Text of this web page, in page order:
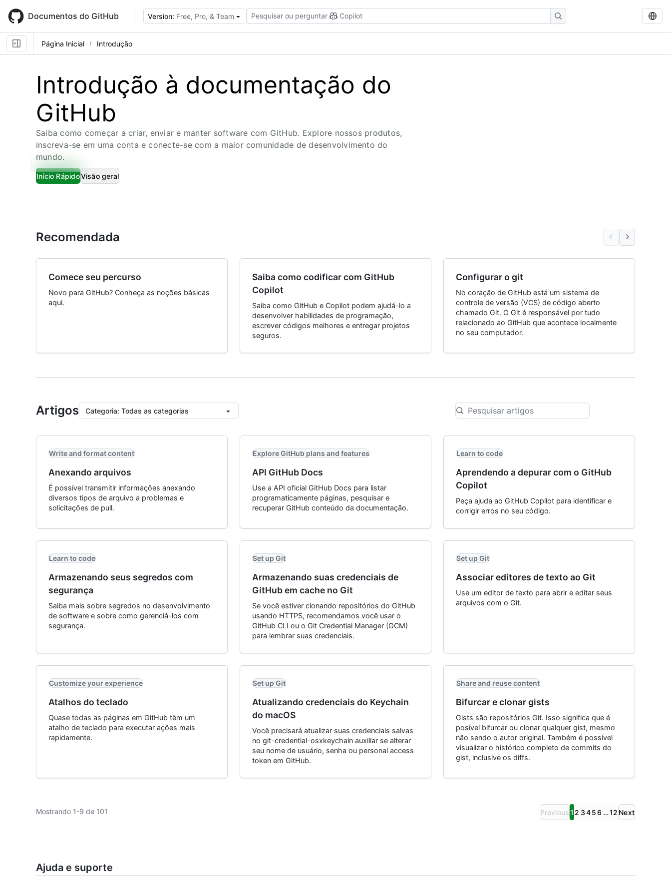
main
content
Documentos do GitHub Version: Free, Pro, & Team Pesquisar ou perguntar Copilot
Página Inicial Introdução
Introdução à documentação do
GitHub
Saiba como começar a criar, enviar e manter software com GitHub. Explore nossos produtos,
inscreva-se em uma conta e conecte-se com a maior comunidade de desenvolvimento do
mundo.
Início RápidoVisão geral
Recomendada
Comece seu percurso
Novo para GitHub? Conheça as noções básicas
aqui.
Saiba como codificar com GitHub
Copilot
Saiba como GitHub e Copilot podem ajudá-lo a
desenvolver habilidades de programação,
escrever códigos melhores e entregar projetos
seguros.
Configurar o git
No coração de GitHub está um sistema de
controle de versão (VCS) de código aberto
chamado Git. O Git é responsável por tudo
relacionado ao GitHub que acontece localmente
no seu computador.
Artigos Categoria: Todas as categorias
Write and format content
Anexando arquivos
É possível transmitir informações anexando
diversos tipos de arquivo a problemas e
solicitações de pull.
Explore GitHub plans and features
API GitHub Docs
Use a API oficial GitHub Docs para listar
programaticamente páginas, pesquisar e
recuperar GitHub conteúdo da documentação.
Learn to code
Aprendendo a depurar com o GitHub
Copilot
Peça ajuda ao GitHub Copilot para identificar e
corrigir erros no seu código.
Learn to code
Armazenando seus segredos com
segurança
Saiba mais sobre segredos no desenvolvimento
de software e sobre como gerenciá-los com
segurança.
Set up Git
Armazenando suas credenciais de
GitHub em cache no Git
Se você estiver clonando repositórios do GitHub
usando HTTPS, recomendamos você usar o
GitHub CLI ou o Git Credential Manager (GCM)
para lembrar suas credenciais.
Set up Git
Associar editores de texto ao Git
Use um editor de texto para abrir e editar seus
arquivos com o Git.
Customize your experience
Atalhos do teclado
Quase todas as páginas em GitHub têm um
atalho de teclado para executar ações mais
rapidamente.
Set up Git
Atualizando credenciais do Keychain
do macOS
Você precisará atualizar suas credenciais salvas
no git-credential-osxkeychain auxiliar se alterar
seu nome de usuário, senha ou personal access
token em GitHub.
Share and reuse content
Bifurcar e clonar gists
Gists são repositórios Git. Isso significa que é
posível bifurcar ou clonar qualquer gist, mesmo
não sendo o autor original. Também é possível
visualizar o histórico completo de commits do
gist, inclusive os diffs.
Mostrando 1-9 de 101 Previous1 2 3456 …12 Next
Ajuda e suporte